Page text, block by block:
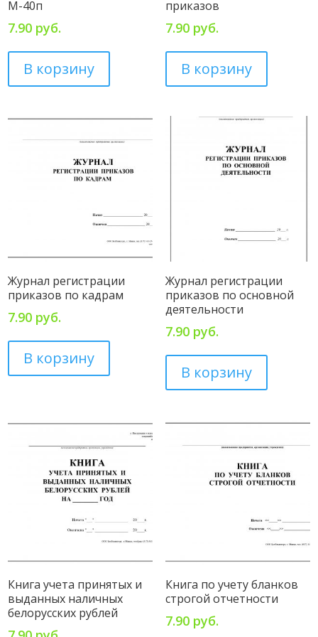
М-40п
7.90 руб.
В корзину
приказов
7.90руб.
В корзину
Журнал регистрации
приказов по кадрам
7.90 руб.
В корзину
Журнал регистрации
приказов по основной
деятельности
7.90руб.
В корзину
Книга учета принятых и
выданных наличных
белорусских рублей
Книга по учету бланков
строгой отчетности
7.90руб.